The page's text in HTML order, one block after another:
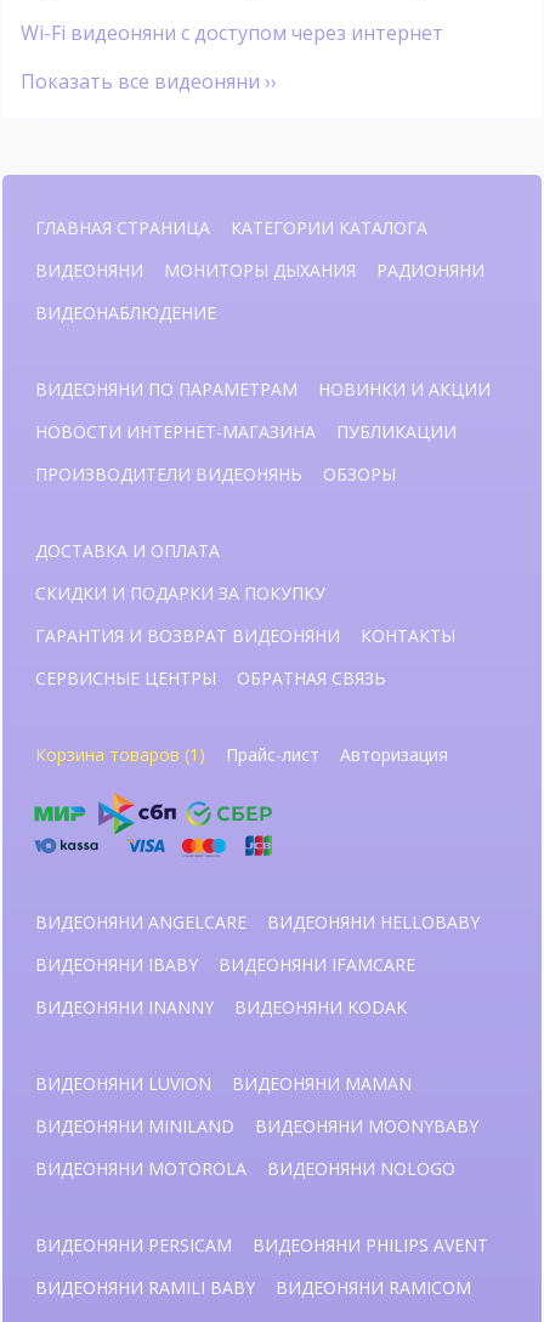
Wi-Fi видеоняни с доступом через интернет
Показать все видеоняни ››
ГЛАВНАЯ СТРАНИЦА
КАТЕГОРИИ КАТАЛОГА
ВИДЕОНЯНИ
МОНИТОРЫ ДЫХАНИЯ
РАДИОНЯНИ
ВИДЕОНАБЛЮДЕНИЕ
ВИДЕОНЯНИ ПО ПАРАМЕТРАМ
НОВИНКИ И АКЦИИ
НОВОСТИ ИНТЕРНЕТ-МАГАЗИНА
ПУБЛИКАЦИИ
ПРОИЗВОДИТЕЛИ ВИДЕОНЯНЬ
ОБЗОРЫ
ДОСТАВКА И ОПЛАТА
СКИДКИ И ПОДАРКИ ЗА ПОКУПКУ
ГАРАНТИЯ И ВОЗВРАТ ВИДЕОНЯНИ
КОНТАКТЫ
СЕРВИСНЫЕ ЦЕНТРЫ
ОБРАТНАЯ СВЯЗЬ
Корзина товаров (1) Прайс-лист Авторизация
ВИДЕОНЯНИ ANGELCARE
ВИДЕОНЯНИ HELLOBABY
ВИДЕОНЯНИ IBABY
ВИДЕОНЯНИ IFAMCARE
ВИДЕОНЯНИ INANNY
ВИДЕОНЯНИ KODAK
ВИДЕОНЯНИ LUVION
ВИДЕОНЯНИ MAMAN
ВИДЕОНЯНИ MINILAND
ВИДЕОНЯНИ MOONYBABY
ВИДЕОНЯНИ MOTOROLA
ВИДЕОНЯНИ NOLOGO
ВИДЕОНЯНИ PERSICAM
ВИДЕОНЯНИ PHILIPS AVENT
ВИДЕОНЯНИ RAMILI BABY
ВИДЕОНЯНИ RAMICOM